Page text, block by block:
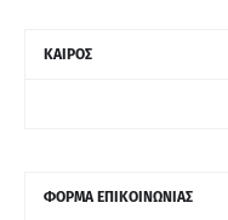
ΚΑΙΡΟΣ
ΦΟΡΜΑ ΕΠΙΚΟΙΝΩΝΙΑΣ